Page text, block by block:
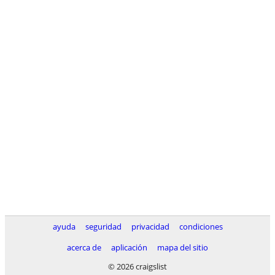
ayuda seguridad privacidad
condiciones
acerca de
aplicación
mapa del sitio
© 2026 craigslist